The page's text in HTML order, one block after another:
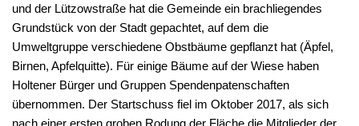
und der Lützowstraße hat die Gemeinde ein brachliegendes
Grundstück von der Stadt gepachtet, auf dem die
Umweltgruppe verschiedene Obstbäume gepflanzt hat (Äpfel,
Birnen, Apfelquitte). Für einige Bäume auf der Wiese haben
Holtener Bürger und Gruppen Spendenpatenschaften
übernommen. Der Startschuss fiel im Oktober 2017, als sich
nach einer ersten groben Rodung der Fläche die Mitglieder der